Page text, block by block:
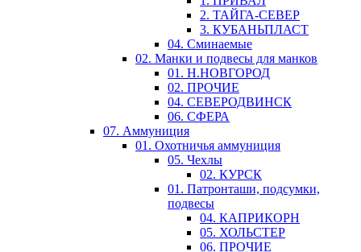
2. ТАЙГА-СЕВЕР
3. КУБАНЬПЛАСТ
04. Сминаемые
02. Манки и подвесы для манков
01. Н.НОВГОРОД
02. ПРОЧИЕ
04. СЕВЕРОДВИНСК
06. СФЕРА
07. Аммуниция
01. Охотничья аммуниция
05. Чехлы
02. КУРСК
01. Патронташи, подсумки,
подвесы
04. КАПРИКОРН
05. ХОЛЬСТЕР
06. ПРОЧИЕ